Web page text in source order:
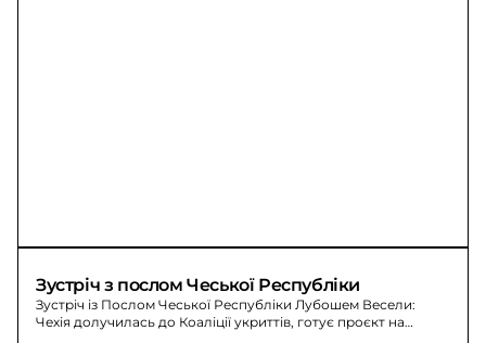
Зустріч з послом Чеської Республіки
Зустріч із Послом Чеської Республіки Лубошем Весели:
Чехія долучилась до Коаліції укриттів, готує проєкт на